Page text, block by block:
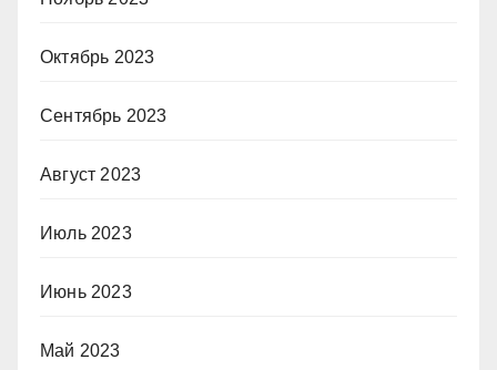
Октябрь 2023
Сентябрь 2023
Август 2023
Июль 2023
Июнь 2023
Май 2023